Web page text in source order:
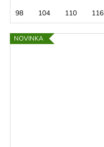
98 104 110 116
NOVINKA